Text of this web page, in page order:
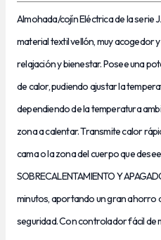
Almohada/cojín Eléctrica de la serie
material textil vellón, muy acogedor
relajación y bienestar. Posee una
de calor, pudiendo ajustar la
dependiendo de la temperatura
zona a calentar. Transmite calor
cama o la zona del cuerpo que
SOBRECALENTAMIENTO Y
minutos, aportando un gran ahorro
seguridad. Con controlador fácil de